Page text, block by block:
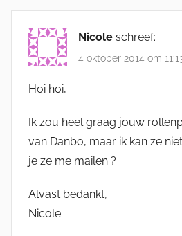
Nicole schreef:
4 oktober 2014 om
Hoi hoi,
Ik zou heel graag jouw
van Danbo, maar ik kan ze
je ze me mailen ?
Alvast bedankt,
Nicole